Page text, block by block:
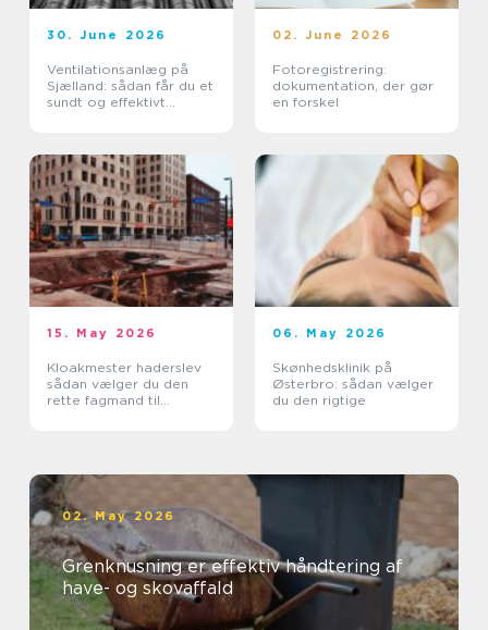
30. June 2026
Ventilationsanlæg på
Sjælland: sådan får du et
sundt og effektivt
02. June 2026
Fotoregistrering:
dokumentation, der gør
en forskel
15. May 2026
Kloakmester haderslev
sådan vælger du den
rette fagmand til
06. May 2026
Skønhedsklinik på
Østerbro: sådan vælger
du den rigtige
02. May 2026
Grenknusning er effektiv håndtering af
have- og skovaffald